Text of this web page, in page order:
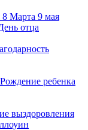
8 Марта 9 мая
отца
Рождение ребенка
выздоровления